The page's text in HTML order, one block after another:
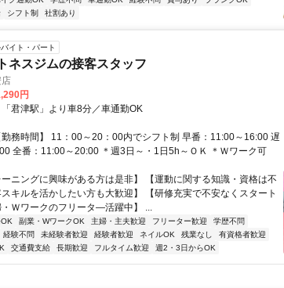
シフト制 社割あり
イト・パート
ネスジムの接客スタッフ
円
君津駅」より車8分／車通勤OK
務時間】 11：00～20：00内でシフト制 早番：11:00～16:00 遅
全番：11:00～20:00 ＊週3日～・1日5h～ＯＫ ＊Ｗワーク可
ニングに興味がある方は是非】 【運動に関する知識・資格は不
キルを活かしたい方も大歓迎】 【研修充実で不安なくスタート
Ｗワークのフリータ―活躍中】 ...
副業・WワークOK 主婦・主夫歓迎 フリーター歓迎
学歴不問
経験不問 未経験者歓迎 経験者歓迎 ネイルOK 残業なし
有資格者歓迎
交通費支給 長期歓迎 フルタイム歓迎 週2・3日からOK